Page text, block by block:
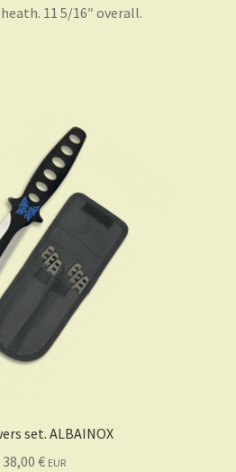
11 5/16″ overall.
set. ALBAINOX
38,00 € EUR